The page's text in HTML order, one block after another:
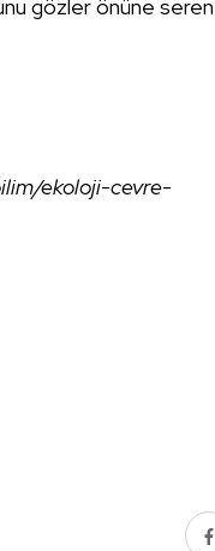
gözler önüne seren
ekoloji-cevre-